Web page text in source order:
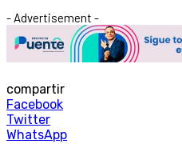
- Advertisement -
compartir
Facebook
Twitter
WhatsApp